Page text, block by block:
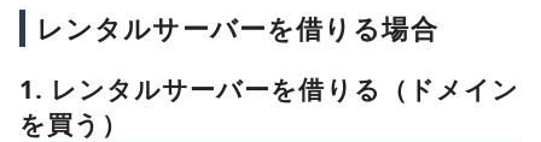
レンタルサーバーを借りる場合
1. レンタルサーバーを借りる（ドメイン
を買う）